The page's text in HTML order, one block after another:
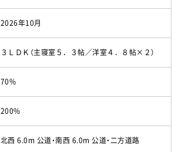
2026年10月
３ＬＤＫ（主寝室５．３帖／洋室４．８帖×２）
70%
200%
北西 6.0m 公道・南西 6.0m 公道・二方道路